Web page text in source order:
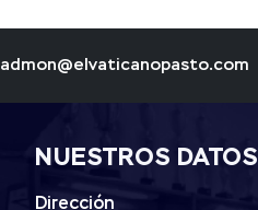
admon@elvaticanopasto.com
NUESTROS DATOS
Dirección